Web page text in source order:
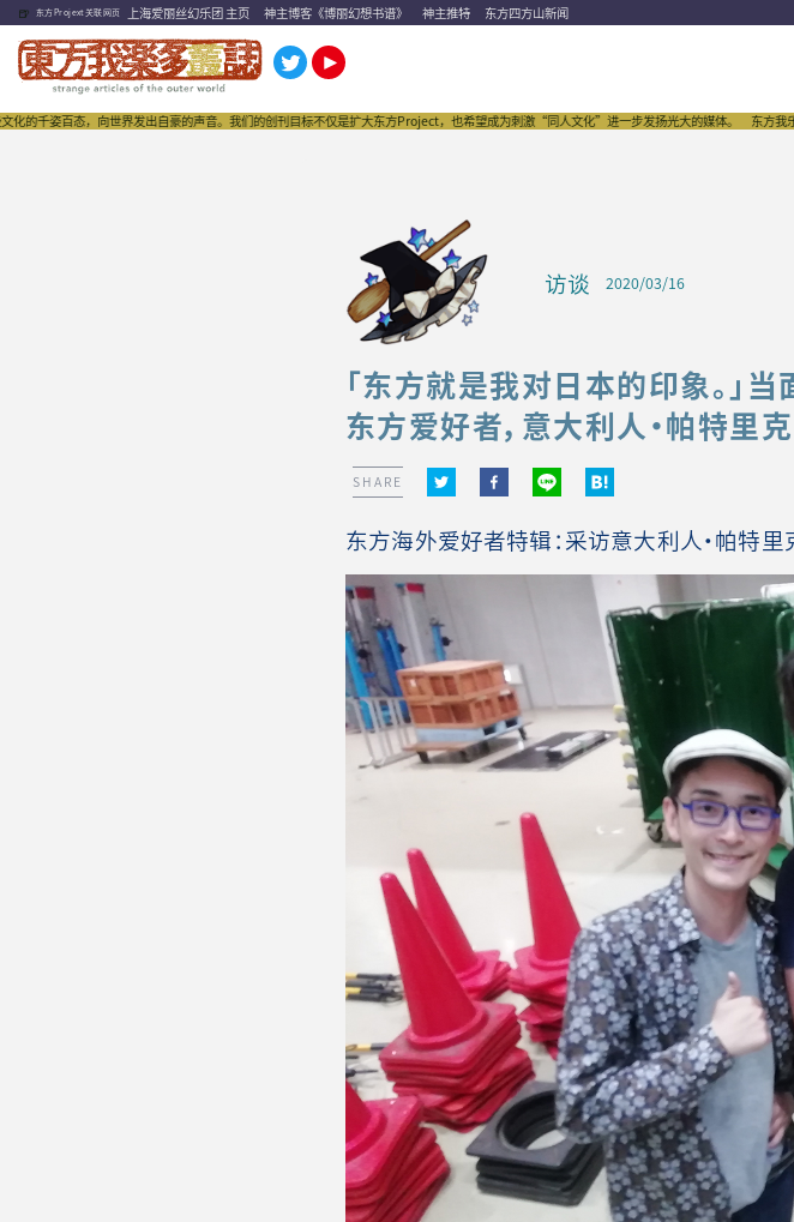
🍺 东方Projext关联网页 上海爱丽丝幻乐团 主页 神主博客《博丽幻想书谱》 神主推特 东方四方山新闻
向世界发出自豪的声音。我们的创刊目标不仅是扩大东方Project，也希望成为刺激“同人文化”进一步发扬光大的媒体。 东方我乐多丛志是全
访谈 2020/03/16
「东方就是我对日本的印象。」
东方爱好者，意大利人・帕特里克
SHARE
东方海外爱好者特辑：采访意大利人・帕特里